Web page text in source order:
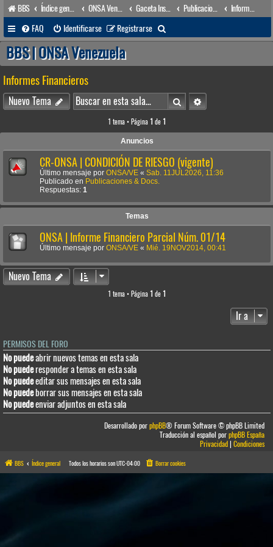
BBS Índice general ONSA Venezuela (acceso público) Gaceta Institucional Publicaciones & Docs.
FAQ
Identificarse Registrarse
u
a
r
BBS | ONSA Venezuela
Informes Financieros
Nuevo Tema BuscarBúsqueda avanzada
1 tema • Página 1 de 1
Anuncios
CR-ONSA | CONDICIÓN DE RIESGO (vigente)
Último mensaje por ONSA/VE « Sab. 11JUL2026, 11:36
Publicado en Publicaciones & Docs.
Respuestas: 1
Temas
ONSA | Informe Financiero Parcial Núm. 01/14
Último mensaje por ONSA/VE « Mié. 19NOV2014, 00:41
Nuevo Tema
1 tema • Página 1 de 1
Ir a
PERMISOS DEL FORO
No puedeabrir nuevos temas en esta sala
No puederesponder a temas en esta sala
No puedeeditar sus mensajes en esta sala
No puedeborrar sus mensajes en esta sala
No puedeenviar adjuntos en esta sala
Desarrollado porphpBB® Forum Software © phpBB Limited
Traducción al español porphpBB España
Privacidad|Condiciones
BBS Índice general Todos los horarios sonUTC-04:00 Borrar cookies